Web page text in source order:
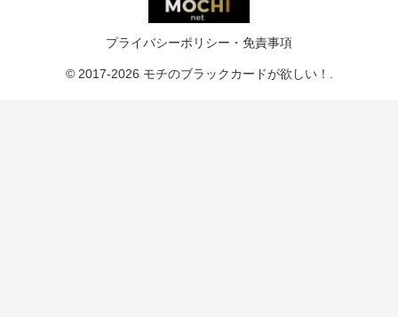
プライバシーポリシー・免責事項
© 2017-2026 モチのブラックカードが欲しい！.